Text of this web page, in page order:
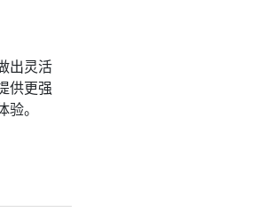
出灵活
供更强
。